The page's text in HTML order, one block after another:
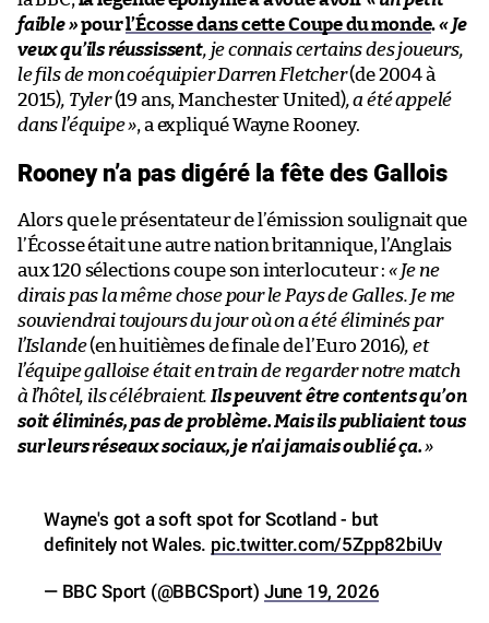
faible »pourl’Écosse dans cette Coupe du monde.« Je
veux qu’ils réussissent, je connais certains des joueurs,
le fils de moncoéquipier Darren Fletcher(de 2004 à
2015), Tyler(19 ans, Manchester United), a été appelé
dans l’équipe », a expliqué Wayne Rooney.
Rooney n’a pas digéré la fête des Gallois
Alors que le présentateur de l’émission soulignait que
l’Écosse était une autre nation britannique, l’Anglais
aux 120 sélections coupe son interlocuteur : « Je ne
dirais pas la même chose pour le Pays de Galles. Je me
souviendrai toujours du jour où on a été éliminés par
l’Islande(en huitièmes de finale de l’Euro 2016), et
l’équipe galloise était en train de regarder notre match
à l’hôtel, ils célébraient. Ils peuvent être contents qu’on
soit éliminés, pas de problème. Mais ils publiaient tous
sur leurs réseaux sociaux, je n’ai jamais oublié ça.»
Wayne's got a soft spot for Scotland - but
definitely not Wales. pic.twitter.com/5Zpp82biUv
— BBC Sport (@BBCSport) June 19, 2026